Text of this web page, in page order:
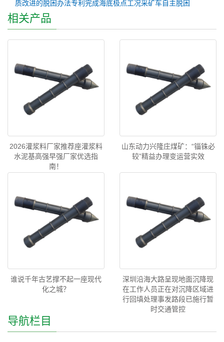
质改进的脱困办法专利完成海底极点工况采矿车自主脱困
相关产品
2026灌浆料厂家推荐座灌浆料
水泥基高强早强厂家优选指
南！
山东动力兴隆庄煤矿：“锱铢必
较”精益办理变运营实效
谁说千年古艺撑不起一座现代
化之城？
深圳沿海大路呈现地面沉降现
在工作人员正在对沉降区域进
行回填处理事发路段已施行暂
时交通管控
导航栏目